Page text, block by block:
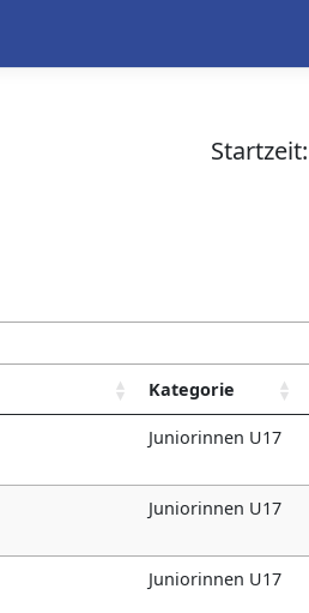
Kategorie
Juniorinnen U17
Juniorinnen U17
Juniorinnen U17